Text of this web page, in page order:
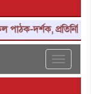
প্রতিনিধি,
Toggle